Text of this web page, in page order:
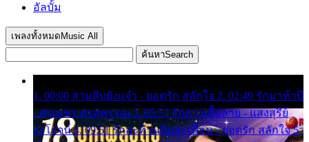
อัลบั้ม
เพลงทั้งหมด Music All
ค้นหาSearch
1. 00:00 สามสิบยังแจ๋ว - ยอดรัก สลักใจ 2. 02:49 รักมาห้าปี
- ศรเพชร ศรสุพรรณ 3. 05:57 รักสาวเสื้อลาย - แสงสุรีย์
รุ่งโรจน์ 4. 09:51 รักสะท้านดินสะเทือน - ยอดรัก สลักใจ 5.